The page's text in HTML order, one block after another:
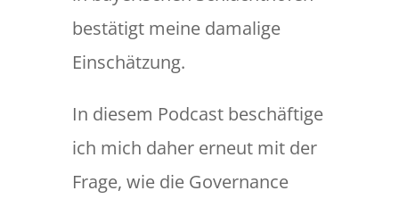
bestätigt meine damalige
Einschätzung.
In diesem Podcast beschäftige
ich mich daher erneut mit der
Frage, wie die Governance